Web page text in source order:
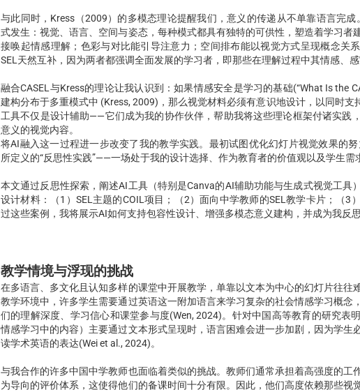
与此同时，Kress（2009）的多模态理论提醒我们，意义的传递从不单靠语言完
式发生：视觉、语言、空间与姿态，每种模式都具有独特的可供性，塑造着学习者
接唤起情感理解；色彩与对比能引导注意力；空间排布能以视觉方式呈现概念关
SEL天然互补，因为两者都强调全面发展的学习者，即那些在理解过程中其情感、
融合CASEL与Kress的理论让我认识到：如果情感安全是学习的基础(“What Is the
建构分布于多重模式中 (Kress, 2009)，那么视觉材料必须有意识地设计，以同时支
工具不仅是设计辅助——它们成为我的协作伙伴，帮助我将这些理论框架付诸实践
意义的视觉内容。
将AI融入这一过程进一步改变了我的教学实践。最初试图优化幻灯片视觉效果的努
所定义的“反思性实践”——一场处于我的设计选择、作为教育者的价值观以及学生需
本文通过反思性探索，阐述AI工具（特别是Canva的AI辅助功能与生成式视觉工具
设计材料：（1）SEL主题的COIL项目；（2）面向中学教师的SEL教学卡片；（3
过这些案例，我将展示AI如何支持包容性设计、增强多模态意义建构，并成为我反
教学情境与浮现的挑战
在多语言、多文化且认知多样的课堂中开展教学，单靠以文本为中心的幻灯片往往
教学环境中，许多学生需要通过英语这一附加语言来学习复杂的社会情感学习概念
们的理解深度、学习信心和课堂参与度(Wen, 2024)。针对中国高等教育的研究表
情感学习中的内容）主要通过文本形式呈现时，语言困难会进一步加剧，因为学生
读学术英语的表达(Wei et al., 2024)。
与我合作的许多中国中学教师也面临着类似的挑战。教师们通常承担着高强度的工
为导向的评价体系，这使得他们的备课时间十分有限。因此，他们高度依赖那些视